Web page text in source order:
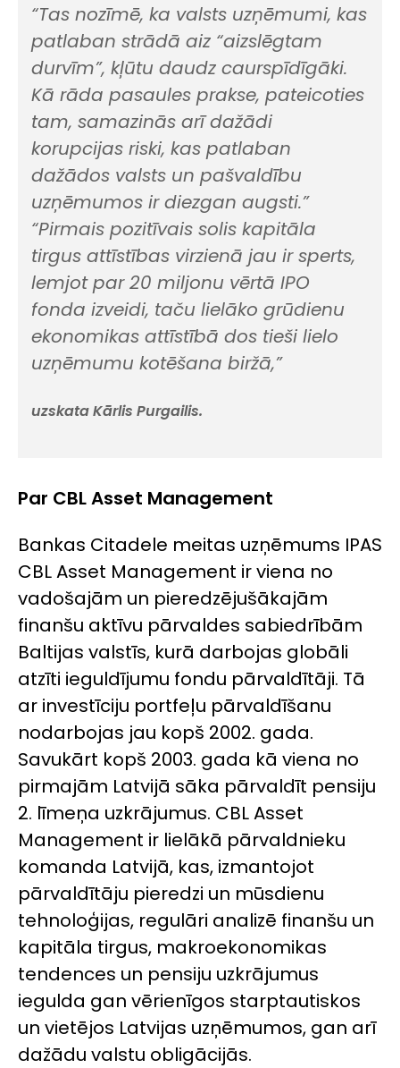
“Tas nozīmē, ka valsts uzņēmumi, kas
patlaban strādā aiz “aizslēgtam
durvīm”, kļūtu daudz caurspīdīgāki.
Kā rāda pasaules prakse, pateicoties
tam, samazinās arī dažādi
korupcijas riski, kas patlaban
dažādos valsts un pašvaldību
uzņēmumos ir diezgan augsti.”
“Pirmais pozitīvais solis kapitāla
tirgus attīstības virzienā jau ir sperts,
lemjot par 20 miljonu vērtā IPO
fonda izveidi, taču lielāko grūdienu
ekonomikas attīstībā dos tieši lielo
uzņēmumu kotēšana biržā,”
uzskata Kārlis Purgailis.
Par CBL Asset Management
Bankas Citadele meitas uzņēmums IPAS
CBL Asset Management ir viena no
vadošajām un pieredzējušākajām
finanšu aktīvu pārvaldes sabiedrībām
Baltijas valstīs, kurā darbojas globāli
atzīti ieguldījumu fondu pārvaldītāji. Tā
ar investīciju portfeļu pārvaldīšanu
nodarbojas jau kopš 2002. gada.
Savukārt kopš 2003. gada kā viena no
pirmajām Latvijā sāka pārvaldīt pensiju
2. līmeņa uzkrājumus. CBL Asset
Management ir lielākā pārvaldnieku
komanda Latvijā, kas, izmantojot
pārvaldītāju pieredzi un mūsdienu
tehnoloģijas, regulāri analizē finanšu un
kapitāla tirgus, makroekonomikas
tendences un pensiju uzkrājumus
iegulda gan vērienīgos starptautiskos
un vietējos Latvijas uzņēmumos, gan arī
dažādu valstu obligācijās.